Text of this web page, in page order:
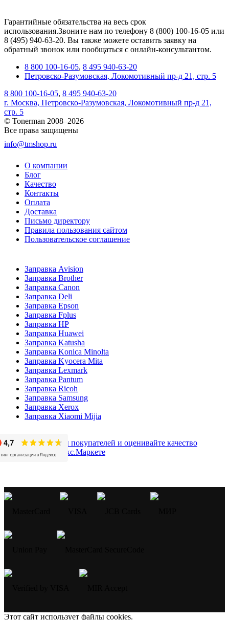
Гарантийные обязательства на весь срок
использования.Звоните нам по телефону 8 (800) 100-16-05 или
8 (495) 940-63-20. Вы также можете оставить заявку на
обратный звонок или пообщаться с онлайн-консультантом.
8 800 100-16-05, 8 495 940-63-20
Петровско-Разумовская, Локомотивный пр-д 21, стр. 5
8 800 100-16-05, 8 495 940-63-20
г. Москва, Петровско-Разумовская, Локомотивный пр-д 21,
стр. 5
© Tonerman 2008–2026
Все права защищены
info@tmshop.ru
О компании
Блог
Качество
Контакты
Оплата
Доставка
Письмо директору
Правила пользования сайтом
Пользовательское соглашение
Заправка Avision
Заправка Brother
Заправка Canon
Заправка Deli
Заправка Epson
Заправка Fplus
Заправка HP
Заправка Huawei
Заправка Katusha
Заправка Konica Minolta
Заправка Kyocera Mita
Заправка Lexmark
Заправка Pantum
Заправка Ricoh
Заправка Samsung
Заправка Xerox
Заправка Xiaomi Mijia
Этот сайт использует файлы cookies.